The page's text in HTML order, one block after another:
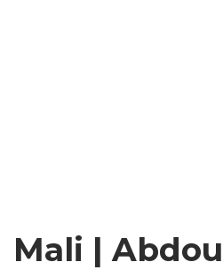
Mali |